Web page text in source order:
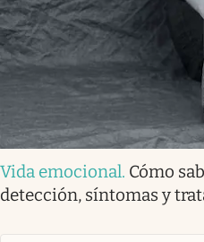
Vida emocional. Cómo
detección, síntomas y